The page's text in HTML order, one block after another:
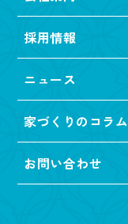
採用情報
ニュース
家づくりのコラム
お問い合わせ